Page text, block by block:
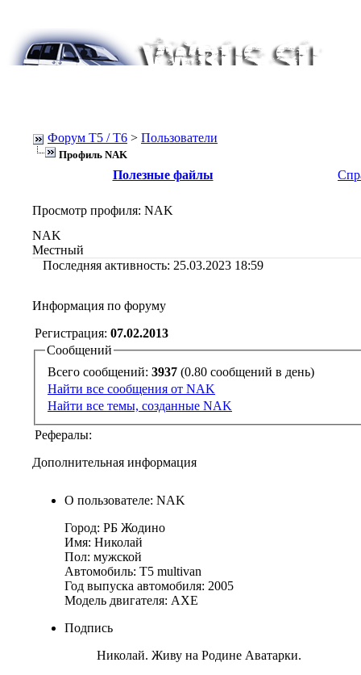
Форум Т5 / T6 > Пользователи
Профиль NAK
Полезные файлы
Просмотр профиля: NAK
NAK
Местный
Последняя активность: 25.03.2023 18:59
Информация по форуму
Регистрация: 07.02.2013
Сообщений
Всего сообщений: 3937
(0.80 сообщений в день)
Найти все сообщения от NAK
Найти все темы, созданные NAK
Рефералы:
Дополнительная информация
О пользователе: NAK
Город: РБ Жодино
Имя: Николай
Пол: мужской
Автомобиль: T5 multivan
Год выпуска автомобиля: 2005
Модель двигателя: AXE
Подпись
Николай. Живу на Родине Аватарки.